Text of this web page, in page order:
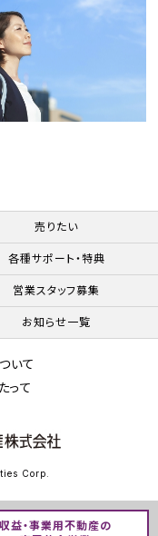
収益・事業用不動産の
売りたい
各種サポート・特典
営業スタッフ募集
お知らせ一覧
いて
って
Corp.